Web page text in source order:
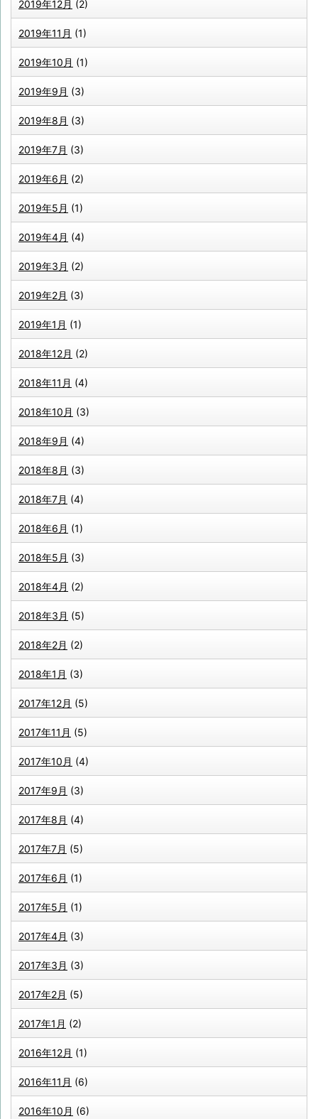
2019年12月 (2)
2019年11月 (1)
2019年10月 (1)
2019年9月 (3)
2019年8月 (3)
2019年7月 (3)
2019年6月 (2)
2019年5月 (1)
2019年4月 (4)
2019年3月 (2)
2019年2月 (3)
2019年1月 (1)
2018年12月 (2)
2018年11月 (4)
2018年10月 (3)
2018年9月 (4)
2018年8月 (3)
2018年7月 (4)
2018年6月 (1)
2018年5月 (3)
2018年4月 (2)
2018年3月 (5)
2018年2月 (2)
2018年1月 (3)
2017年12月 (5)
2017年11月 (5)
2017年10月 (4)
2017年9月 (3)
2017年8月 (4)
2017年7月 (5)
2017年6月 (1)
2017年5月 (1)
2017年4月 (3)
2017年3月 (3)
2017年2月 (5)
2017年1月 (2)
2016年12月 (1)
2016年11月 (6)
2016年10月 (6)